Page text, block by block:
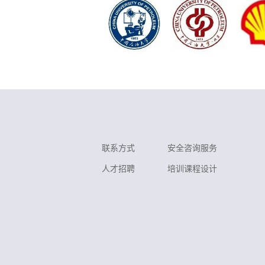
联系方式
人才招聘
安全咨询服务
培训课程设计